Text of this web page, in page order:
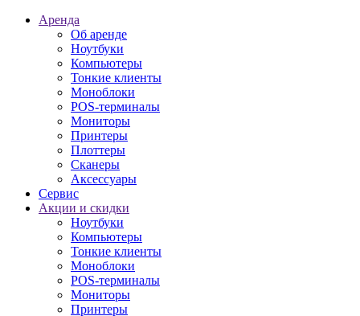
Аренда
Об аренде
Ноутбуки
Компьютеры
Тонкие клиенты
Моноблоки
POS-терминалы
Мониторы
Принтеры
Плоттеры
Сканеры
Аксессуары
Сервис
Акции и скидки
Ноутбуки
Компьютеры
Тонкие клиенты
Моноблоки
POS-терминалы
Мониторы
Принтеры